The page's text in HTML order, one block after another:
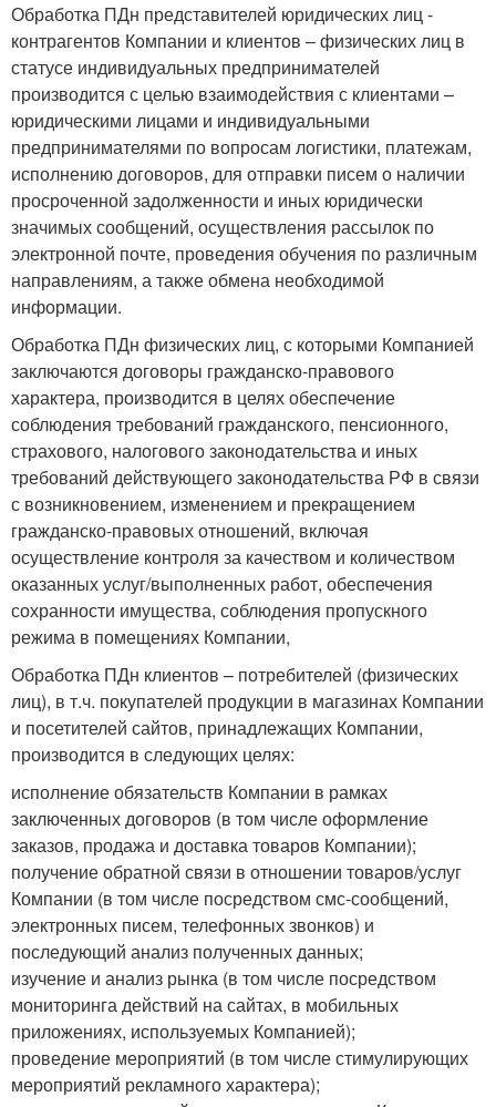
Обработка ПДн представителей юридических лиц -
контрагентов Компании и клиентов – физических лиц в
статусе индивидуальных предпринимателей
производится с целью взаимодействия с клиентами –
юридическими лицами и индивидуальными
предпринимателями по вопросам логистики, платежам,
исполнению договоров, для отправки писем о наличии
просроченной задолженности и иных юридически
значимых сообщений, осуществления рассылок по
электронной почте, проведения обучения по различным
направлениям, а также обмена необходимой
информации.
Обработка ПДн физических лиц, с которыми Компанией
заключаются договоры гражданско-правового
характера, производится в целях обеспечение
соблюдения требований гражданского, пенсионного,
страхового, налогового законодательства и иных
требований действующего законодательства РФ в связи
с возникновением, изменением и прекращением
гражданско-правовых отношений, включая
осуществление контроля за качеством и количеством
оказанных услуг/выполненных работ, обеспечения
сохранности имущества, соблюдения пропускного
режима в помещениях Компании,
Обработка ПДн клиентов – потребителей (физических
лиц), в т.ч. покупателей продукции в магазинах Компании
и посетителей сайтов, принадлежащих Компании,
производится в следующих целях:
исполнение обязательств Компании в рамках
заключенных договоров (в том числе оформление
заказов, продажа и доставка товаров Компании);
получение обратной связи в отношении товаров/услуг
Компании (в том числе посредством смс-сообщений,
электронных писем, телефонных звонков) и
последующий анализ полученных данных;
изучение и анализ рынка (в том числе посредством
мониторинга действий на сайтах, в мобильных
приложениях, используемых Компанией);
проведение мероприятий (в том числе стимулирующих
мероприятий рекламного характера);